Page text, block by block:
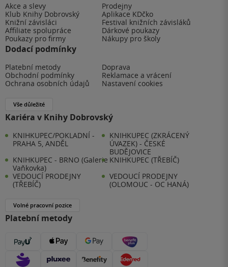
Akce a slevy
Prodejny
Klub Knihy Dobrovský
Aplikace KDčko
Knižní závisláci
Festival knižních závisláků
Affiliate spolupráce
Dárkové poukazy
Poukazy pro firmy
Nákupy pro školy
Dodací podmínky
Platební metody
Doprava
Obchodní podmínky
Reklamace a vrácení
Ochrana osobních údajů
Nastavení cookies
Vše důležité
Kariéra v Knihy Dobrovský
KNIHKUPEC/POKLADNÍ -
PRAHA 5, ANDĚL
KNIHKUPEC (ZKRÁCENÝ
ÚVAZEK) - ČESKÉ
BUDĚJOVICE
KNIHKUPEC - BRNO (Galerie
Vaňkovka)
KNIHKUPEC (TŘEBÍČ)
VEDOUCÍ PRODEJNY
(TŘEBÍČ)
VEDOUCÍ PRODEJNY
(OLOMOUC - OC HANÁ)
Volné pracovní pozice
Platební metody